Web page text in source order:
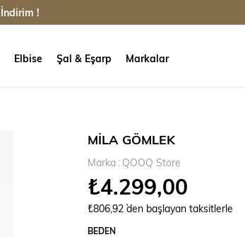
İndirim !
Elbise Şal & Eşarp Markalar
MİLA GÖMLEK
Marka : QOOQ Store
₺4.299,00
₺806,92 `den başlayan taksitlerle
BEDEN